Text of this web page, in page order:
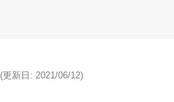
(更新日: 2021/06/12)